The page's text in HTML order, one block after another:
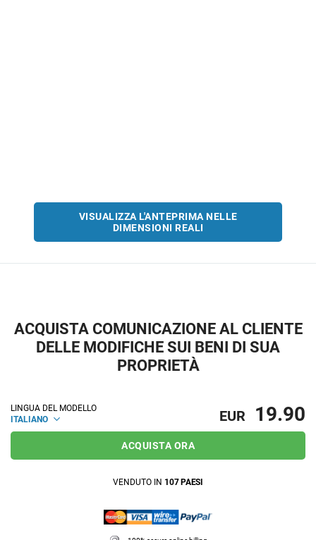
VISUALIZZA L'ANTEPRIMA NELLE
DIMENSIONI REALI
ACQUISTA COMUNICAZIONE AL CLIENTE
DELLE MODIFICHE SUI BENI DI SUA
PROPRIETÀ
LINGUA DEL MODELLO
ITALIANO
EUR 19.90
ACQUISTA ORA
VENDUTO IN 107 PAESI